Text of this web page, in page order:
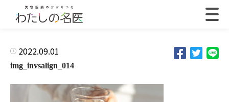
2022.09.01
img_invsalign_014